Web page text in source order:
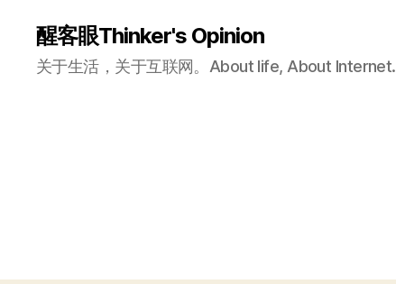
醒客眼Thinker's Opinion
关于生活，关于互联网。About life, About Internet.